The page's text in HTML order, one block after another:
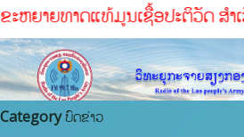
ອປະຕິວັດ ສໍາເລັດທຸກໜ້າທ່ີ
Categoryບົດຂ່າວ